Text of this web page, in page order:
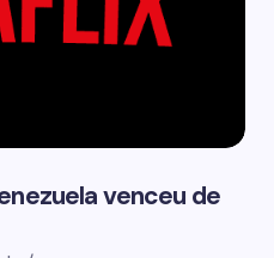
venceu de